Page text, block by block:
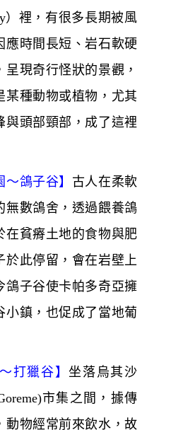
）裡，有很多長期被風
應時間長短、岩石軟硬
現奇行怪狀的景觀，
某種動物或植物，尤其
與頭部頸部，成了這裡
～鴿子谷】 古人在柔軟
無數鴿舍，透過餵養鴿
在貧瘠土地的食物與肥
於此停留，會在岩壁上
鴿子谷使卡帕多奇亞擁
小鎮，也促成了當地葡
打獵谷】坐落烏其沙
市集之間，據傳
動物經常前來飲水，故